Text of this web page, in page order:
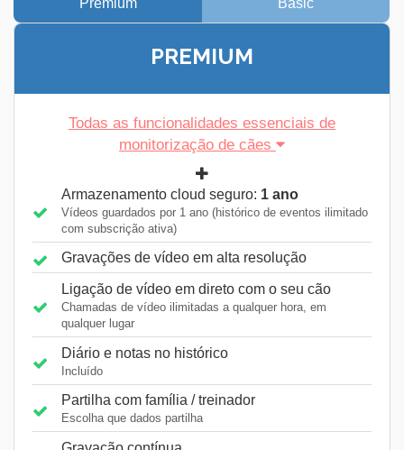
Premium Basic
PREMIUM
Todas as funcionalidades essenciais de
monitorização de cães
Armazenamento cloud seguro: 1 ano
Vídeos guardados por 1 ano (histórico de eventos ilimitado
com subscrição ativa)
Gravações de vídeo em alta resolução
Ligação de vídeo em direto com o seu cão
Chamadas de vídeo ilimitadas a qualquer hora, em
qualquer lugar
Diário e notas no histórico
Incluído
Partilha com família / treinador
Escolha que dados partilha